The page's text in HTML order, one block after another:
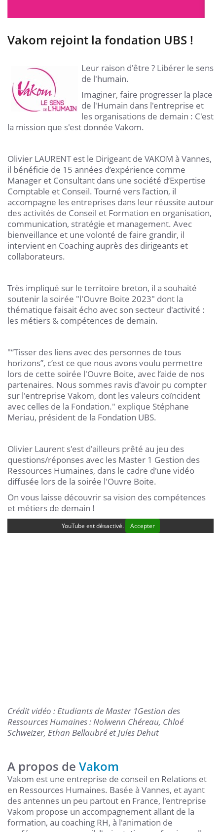
Vakom rejoint la fondation UBS !
Leur raison d'être ? Libérer le sens
de l'humain.
Imaginer, faire progresser la place
de l'Humain dans l'entreprise et
les organisations de demain : C'est
la mission que s'est donnée Vakom.
Olivier LAURENT est le Dirigeant de VAKOM à Vannes,
il bénéficie de 15 années d’expérience comme
Manager et Consultant dans une société d’Expertise
Comptable et Conseil. Tourné vers l’action, il
accompagne les entreprises dans leur réussite autour
des activités de Conseil et Formation en organisation,
communication, stratégie et management. Avec
bienveillance et une volonté de faire grandir, il
intervient en Coaching auprès des dirigeants et
collaborateurs.
Très impliqué sur le territoire breton, il a souhaité
soutenir la soirée "l'Ouvre Boite 2023" dont la
thématique faisait écho avec son secteur d'activité :
les métiers & compétences de demain.
"“Tisser des liens avec des personnes de tous
horizons”, c’est ce que nous avons voulu permettre
lors de cette soirée l'Ouvre Boite, avec l’aide de nos
partenaires. Nous sommes ravis d'avoir pu compter
sur l'entreprise Vakom, dont les valeurs coïncident
avec celles de la Fondation." explique Stéphane
Meriau, président de la Fondation UBS.
Olivier Laurent s'est d'ailleurs prêté au jeu des
questions/réponses avec les Master 1 Gestion des
Ressources Humaines, dans le cadre d'une vidéo
diffusée lors de la soirée l'Ouvre Boite.
On vous laisse découvrir sa vision des compétences
et métiers de demain !
YouTube est désactivé. Accepter
Crédit vidéo : Etudiants de Master 1Gestion des
Ressources Humaines : Nolwenn Chéreau, Chloé
Schweizer, Ethan Bellaubré et Jules Dehut
A propos de Vakom
Vakom est une entreprise de conseil en Relations et
en Ressources Humaines. Basée à Vannes, et ayant
des antennes un peu partout en France, l'entreprise
Vakom propose un accompagnement allant de la
formation, au coaching RH, à l'animation de